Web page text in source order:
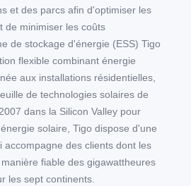
et des parcs afin d'optimiser les
de minimiser les coûts
de stockage d'énergie (ESS) Tigo
flexible combinant énergie
aux installations résidentielles,
de technologies solaires de
dans la Silicon Valley pour
solaire, Tigo dispose d'une
accompagne des clients dont les
fiable des gigawattheures
les sept continents.